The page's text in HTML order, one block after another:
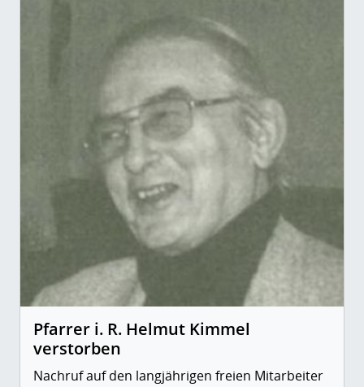
Pfarrer i. R. Helmut Kimmel
verstorben
Nachruf auf den langjährigen freien Mitarbeiter